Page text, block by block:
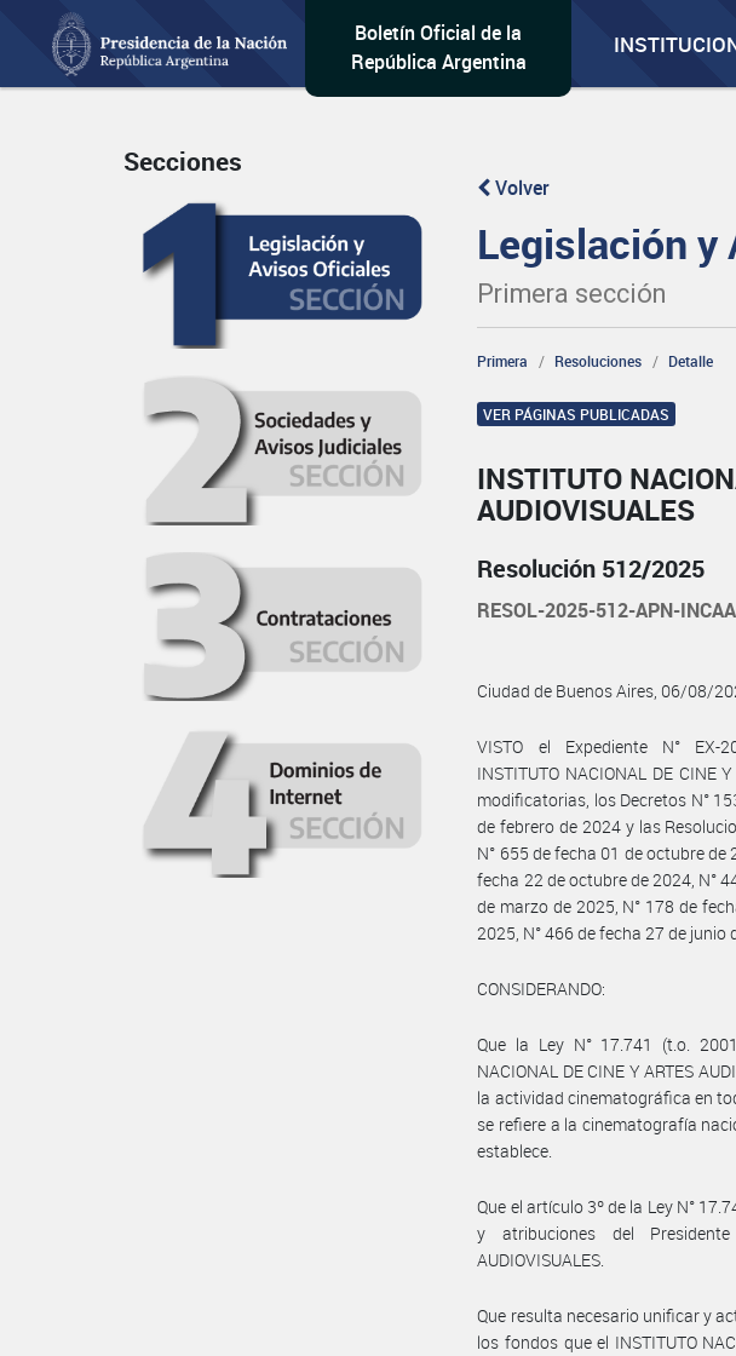
Boletín Oficial de la
República Argentina
Secciones
Volver
Legislación y
Primera sección
Primera Resoluciones Detalle
VER PÁGINAS PUBLICADAS
INSTITUTO
AUDIOVISUALES
Resolución 512/2025
RESOL-2025-512-APN-
Ciudad de Buenos Aires, 06/08/
VISTO el Expediente N° EX-
INSTITUTO NACIONAL DE CINE
modificatorias, los Decretos N°
de febrero de 2024 y las
N° 655 de fecha 01 de octubre de
fecha 22 de octubre de 2024, N°
de marzo de 2025, N° 178 de
2025, N° 466 de fecha 27 de junio
CONSIDERANDO:
Que la Ley N° 17.741 (t.o.
NACIONAL DE CINE Y ARTES
la actividad cinematográfica en
se refiere a la cinematografía
establece.
Que el artículo 3º de la Ley N°
y atribuciones del
AUDIOVISUALES.
Que resulta necesario unificar y
los fondos que el INSTITUTO